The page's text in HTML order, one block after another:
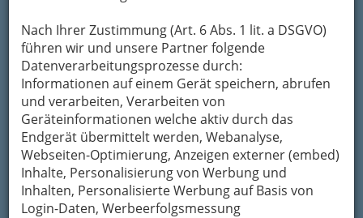
Nach Ihrer Zustimmung (Art. 6 Abs. 1 lit. a DSGVO)
führen wir und unsere Partner folgende
Datenverarbeitungsprozesse durch:
Informationen auf einem Gerät speichern, abrufen
und verarbeiten, Verarbeiten von
Geräteinformationen welche aktiv durch das
Endgerät übermittelt werden, Webanalyse,
Webseiten-Optimierung, Anzeigen externer (embed)
Inhalte, Personalisierung von Werbung und
Inhalten, Personalisierte Werbung auf Basis von
Login-Daten, Werbeerfolgsmessung
Mein Name
Meine Email Adresse
Mein Betreff